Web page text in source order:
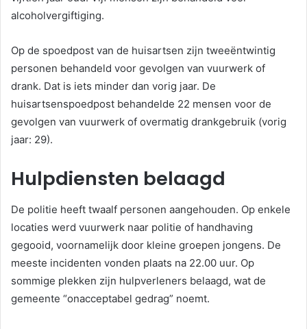
alcoholvergiftiging.
Op de spoedpost van de huisartsen zijn tweeëntwintig
personen behandeld voor gevolgen van vuurwerk of
drank. Dat is iets minder dan vorig jaar. De
huisartsenspoedpost behandelde 22 mensen voor de
gevolgen van vuurwerk of overmatig drankgebruik (vorig
jaar: 29).
Hulpdiensten belaagd
De politie heeft twaalf personen aangehouden. Op enkele
locaties werd vuurwerk naar politie of handhaving
gegooid, voornamelijk door kleine groepen jongens. De
meeste incidenten vonden plaats na 22.00 uur. Op
sommige plekken zijn hulpverleners belaagd, wat de
gemeente “onacceptabel gedrag” noemt.